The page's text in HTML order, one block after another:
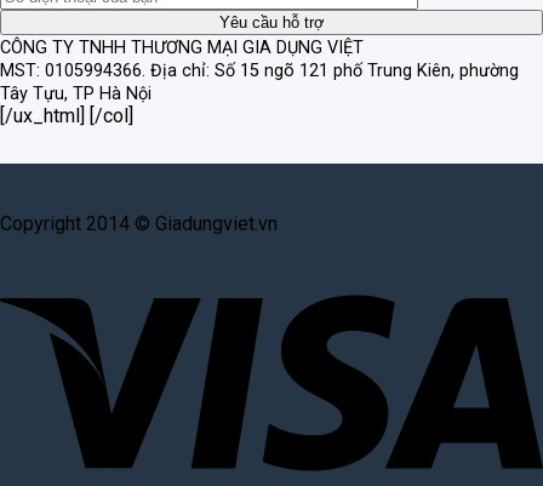
CÔNG TY TNHH THƯƠNG MẠI GIA DỤNG VIỆT
MST: 0105994366. Địa chỉ: Số 15 ngõ 121 phố Trung Kiên, phường
Tây Tựu, TP Hà Nội
[/ux_html] [/col]
Copyright 2014 © Giadungviet.vn